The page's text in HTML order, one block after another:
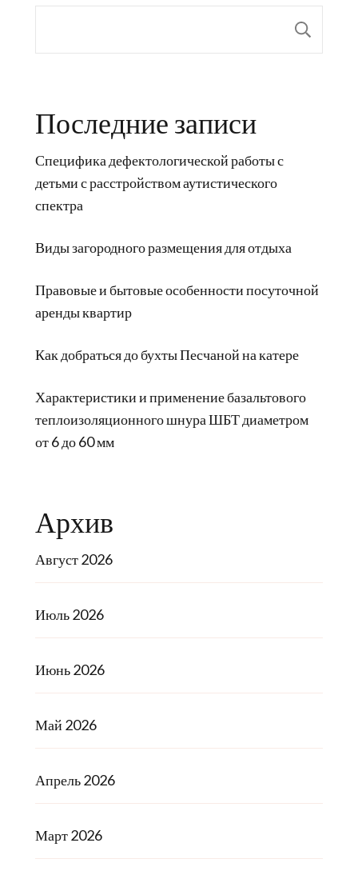
Последние записи
Специфика дефектологической работы с
детьми с расстройством аутистического
спектра
Виды загородного размещения для отдыха
Правовые и бытовые особенности посуточной
аренды квартир
Как добраться до бухты Песчаной на катере
Характеристики и применение базальтового
теплоизоляционного шнура ШБТ диаметром
от 6 до 60 мм
Архив
Август 2026
Июль 2026
Июнь 2026
Май 2026
Апрель 2026
Март 2026